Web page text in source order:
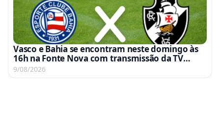
Vasco e Bahia se encontram neste domingo às
16h na Fonte Nova com transmissão da TV
Globo e Premiere
9/08/2026